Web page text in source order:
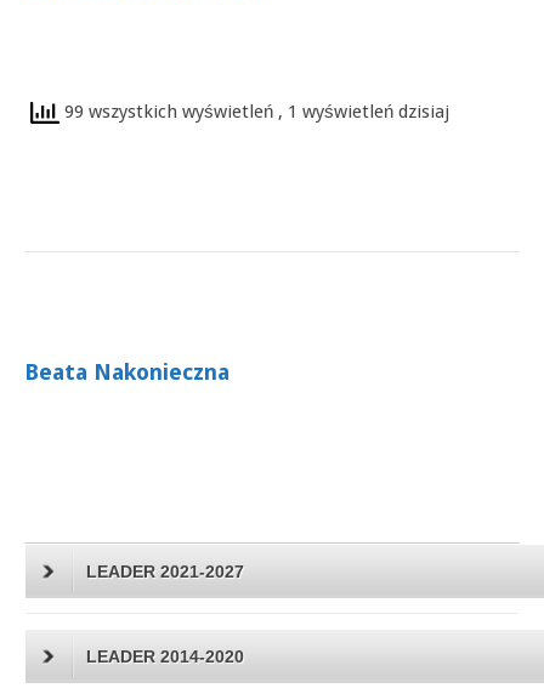
99 wszystkich wyświetleń , 1 wyświetleń dzisiaj
Beata Nakonieczna
LEADER 2021-2027
LEADER 2014-2020